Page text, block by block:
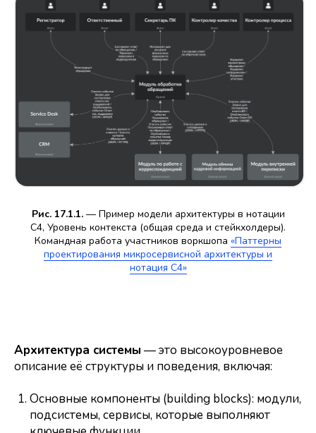
Рис. 17.1.1.— Пример модели архитектуры в нотации
С4, Уровень контекста (общая среда и стейкхолдеры).
Командная работа участников воркшопа «Паттерны
проектирования микросервисной архитектуры и
нотация С4»
Архитектура системы — это высокоуровневое
описание её структуры и поведения, включая:
Основные компоненты (building blocks): модули,
подсистемы, сервисы, которые выполняют